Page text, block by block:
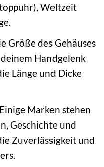
Weltzeit
Größe des Gehäuses
Handgelenk
Länge und Dicke
Einige Marken stehen
Geschichte und
Zuverlässigkeit und